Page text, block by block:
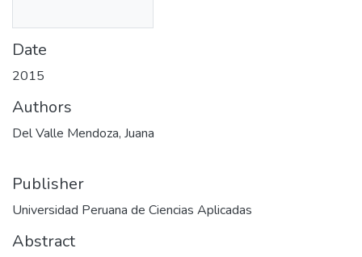
Date
2015
Authors
Del Valle Mendoza, Juana
Publisher
Universidad Peruana de Ciencias Aplicadas
Abstract